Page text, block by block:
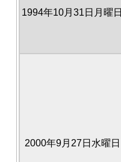
1994年10月31日月曜日
2000年9月27日水曜日